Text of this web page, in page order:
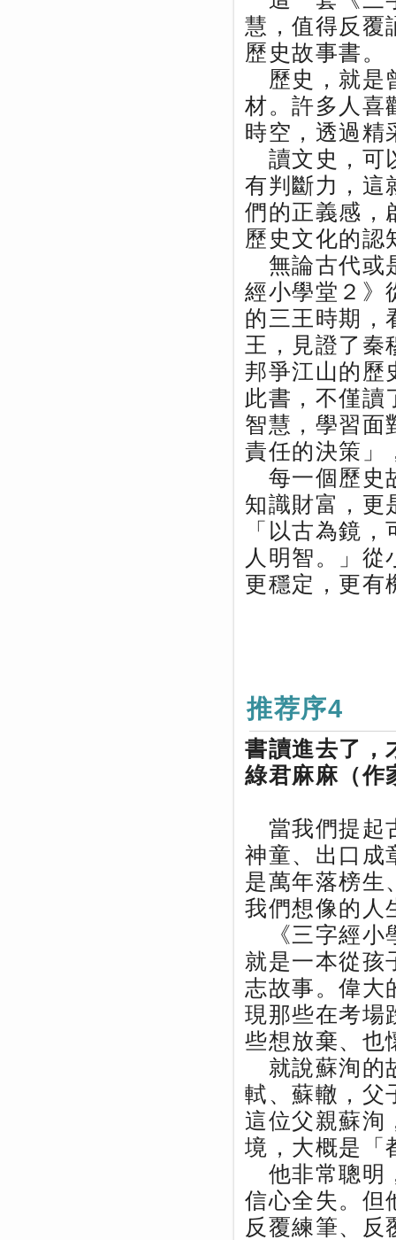
慧，值得反覆
歷史故事書。
歷史，就是
材。許多人喜
時空，透過精
讀文史，可
有判斷力，這
們的正義感，
歷史文化的認
無論古代或
經小學堂２》
的三王時期，
王，見證了秦
邦爭江山的歷
此書，不僅讀
智慧，學習面
責任的決策」
每一個歷史
知識財富，更
「以古為鏡
人明智。」
更穩定，更有
推荐序4
書讀進去了，
綠君麻麻（作
當我們提起
神童、出口成
是萬年落榜生
我們想像的人
《三字經小
就是一本從孩
志故事。偉大
現那些在考場
些想放棄、也
就說蘇洵的
軾、蘇轍，父
這位父親蘇洵
境，大概是「
他非常聰明
信心全失。但
反覆練筆、反